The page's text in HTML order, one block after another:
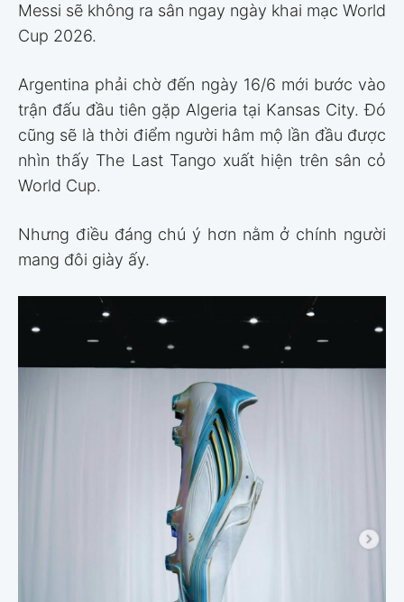
Messi sẽ không ra sân ngay ngày khai mạc World
Cup 2026.
Argentina phải chờ đến ngày 16/6 mới bước vào
trận đấu đầu tiên gặp Algeria tại Kansas City. Đó
cũng sẽ là thời điểm người hâm mộ lần đầu được
nhìn thấy The Last Tango xuất hiện trên sân cỏ
World Cup.
Nhưng điều đáng chú ý hơn nằm ở chính người
mang đôi giày ấy.